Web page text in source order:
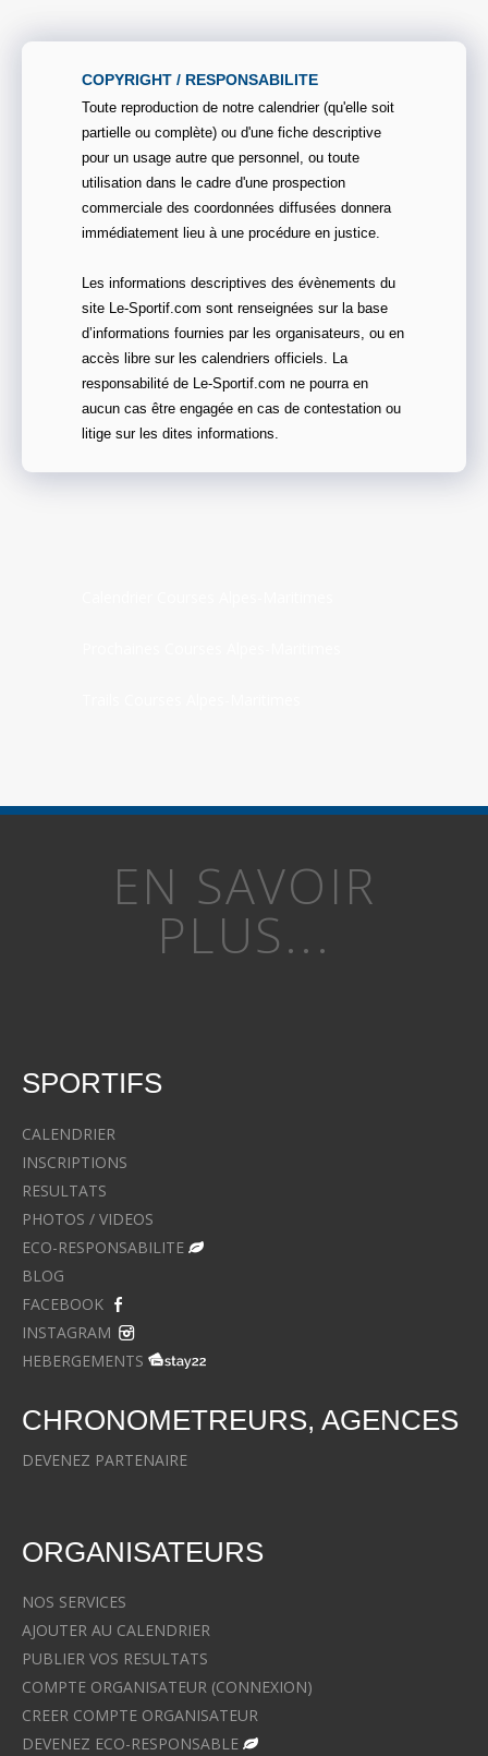
COPYRIGHT / RESPONSABILITE
Toute reproduction de notre calendrier (qu'elle soit
partielle ou complète) ou d'une fiche descriptive
pour un usage autre que personnel, ou toute
utilisation dans le cadre d'une prospection
commerciale des coordonnées diffusées donnera
immédiatement lieu à une procédure en justice.
Les informations descriptives des évènements du
site Le-Sportif.com sont renseignées sur la base
d’informations fournies par les organisateurs, ou en
accès libre sur les calendriers officiels. La
responsabilité de Le-Sportif.com ne pourra en
aucun cas être engagée en cas de contestation ou
litige sur les dites informations.
EN SAVOIR
PLUS...
SPORTIFS
CALENDRIER
INSCRIPTIONS
RESULTATS
PHOTOS / VIDEOS
ECO-RESPONSABILITE
BLOG
FACEBOOK
INSTAGRAM
HEBERGEMENTS
CHRONOMETREURS, AGENCES
DEVENEZ PARTENAIRE
ORGANISATEURS
NOS SERVICES
AJOUTER AU CALENDRIER
PUBLIER VOS RESULTATS
COMPTE ORGANISATEUR (CONNEXION)
CREER COMPTE ORGANISATEUR
DEVENEZ ECO-RESPONSABLE